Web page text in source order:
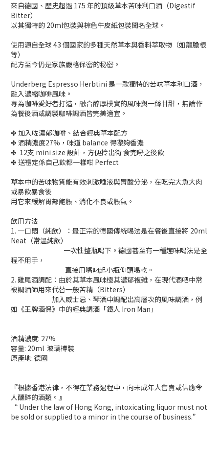
來自德國、歷史超過 175 年的頂級草本苦味利口酒（Digestif
Bitter）
以其獨特的 20ml包裝與棕色牛皮紙包裝聞名全球。
使用源自全球 43 個國家的多種天然草本與香料萃取物（如龍膽根
等）
配方至今仍是家族嚴格保密的秘密。
Underberg Espresso Herbtini 是一款獨特的苦味草本利口酒，
融入濃縮咖啡風味。
專為咖啡愛好者打造，融合醇厚樸實的風味與一絲甘甜，無論作
為餐後酒或調製咖啡調酒皆完美適宜。
✤ 加入咗濃郁咖啡、結合經典草本配方
✤ 酒精濃度27%，味道 balance 得嚟夠香濃
✤ 12支 mini size 設計，方便拎出街 食完嘢之後飲
✤ 送禮定係自己飲都一樣咁 Perfect
草本中的苦味物質能有效刺激唾液與胃酸分泌，在吃完大魚大肉
或暴飲暴食後
用它來緩解胃部飽脹、消化不良或脹氣。
飲用方法
1. 一口悶（純飲）：最正宗的德國傳統喝法是在餐後直接將 20ml
Neat（常溫純飲）
一次性整瓶喝下。德國甚至有一種趣味喝法是全
程不用手，
直接用嘴叼起小瓶仰頭喝乾。
2. 雞尾酒調配：由於其草本風味極其濃郁複雜，在現代酒吧中常
被調酒師用來代替一般苦精（Bitters）
加入威士忌、琴酒中調配出高層次的風味調酒，例
如《王牌酒保》中的經典調酒「鐵人 Iron Man」
酒精濃度: 27%
容量: 20ml 玻璃樽裝
原產地: 德國
『根據香港法律，不得在業務過程中，向未成年人售賣或供應令
人醺醉的酒類。』
“ Under the law of Hong Kong, intoxicating liquor must not
be sold or supplied to a minor in the course of business.”